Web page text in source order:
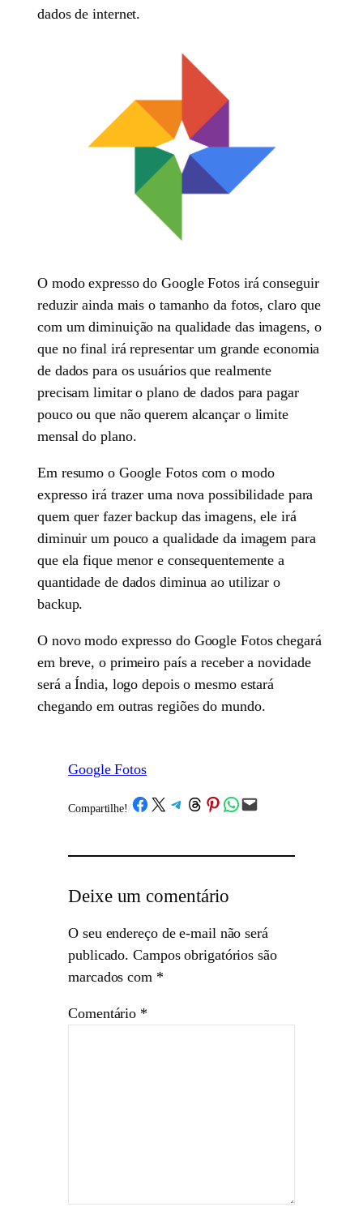
dados de internet.
O modo expresso do Google Fotos irá conseguir
reduzir ainda mais o tamanho da fotos, claro que
com um diminuição na qualidade das imagens, o
que no final irá representar um grande economia
de dados para os usuários que realmente
precisam limitar o plano de dados para pagar
pouco ou que não querem alcançar o limite
mensal do plano.
Em resumo o Google Fotos com o modo
expresso irá trazer uma nova possibilidade para
quem quer fazer backup das imagens, ele irá
diminuir um pouco a qualidade da imagem para
que ela fique menor e consequentemente a
quantidade de dados diminua ao utilizar o
backup.
O novo modo expresso do Google Fotos chegará
em breve, o primeiro país a receber a novidade
será a Índia, logo depois o mesmo estará
chegando em outras regiões do mundo.
Google Fotos
Compartilhe! /Share on Facebook
Share on X Share on Telegram
Share on Threads
Share on Pinterest
Share on WhatsApp
Email this Page
Deixe um comentário
O seu endereço de e-mail não será
publicado. Campos obrigatórios são
marcados com *
Comentário *